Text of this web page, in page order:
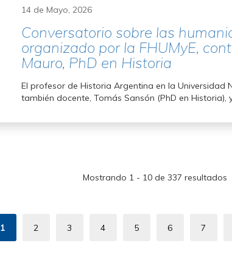
14 de Mayo, 2026
Conversatorio sobre las
organizado por la FHUMyE,
Mauro, PhD en Historia
El profesor de Historia Argentina en la
también docente, Tomás Sansón (PhD en Historia),
Mostrando 1 - 10 de 337 resultados
Página
1
Page
2
Page
3
Page
4
Page
5
Page
6
Page
7